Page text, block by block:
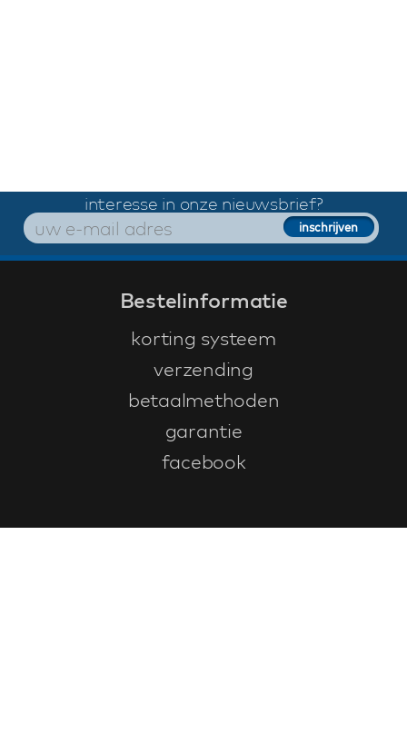
interesse in onze nieuwsbrief?
Bestelinformatie
korting systeem
verzending
betaalmethoden
garantie
facebook
Klantenservice